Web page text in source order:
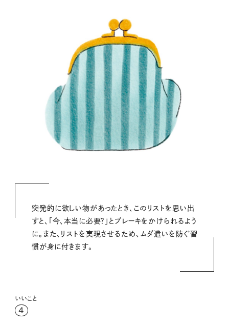
突発的に欲しい物があったとき、このリストを思い出
すと、「今、本当に必要？」とブレーキをかけられるよう
に。また、リストを実現させるため、ムダ遣いを防ぐ習
慣が身に付きます。
いいこと
4